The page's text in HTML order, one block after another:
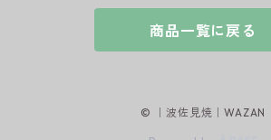
商品一覧に戻る
© ｜波佐見焼｜WAZAN